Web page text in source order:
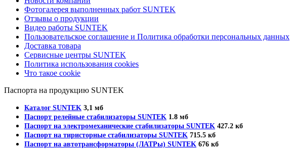
Фотогалерея выполненных работ SUNTEK
Отзывы о продукции
Видео работы SUNTEK
Пользовательское соглашение и Политика обработки персональных данных
Доставка товара
Сервисные центры SUNTEK
Политика использования cookies
Что такое cookie
Паспорта на продукцию SUNTEK
Каталог SUNTEK 3,1 мб
Паспорт релейные стабилизаторы SUNTEK 1.8 мб
Паспорт на электромеханические стабилизаторы SUNTEK 427.2 кб
Паспорт на тиристорные стабилизаторы SUNTEK 715.5 кб
Паспорт на автотрансформаторы (ЛАТРы) SUNTEK 676 кб